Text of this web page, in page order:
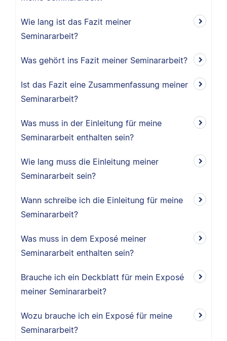
Wie lang ist das Fazit meiner
Seminararbeit?
Was gehört ins Fazit meiner Seminararbeit?
Ist das Fazit eine Zusammenfassung meiner
Seminararbeit?
Was muss in der Einleitung für meine
Seminararbeit enthalten sein?
Wie lang muss die Einleitung meiner
Seminararbeit sein?
Wann schreibe ich die Einleitung für meine
Seminararbeit?
Was muss in dem Exposé meiner
Seminararbeit enthalten sein?
Brauche ich ein Deckblatt für mein Exposé
meiner Seminararbeit?
Wozu brauche ich ein Exposé für meine
Seminararbeit?